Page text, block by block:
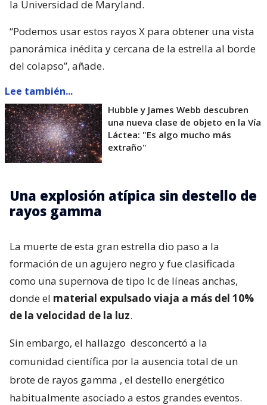
la Universidad de Maryland.
“Podemos usar estos rayos X para obtener una vista
panorámica inédita y cercana de la estrella al borde
del colapso”, añade.
Lee también...
Hubble y James Webb descubren
una nueva clase de objeto en la Vía
Láctea: "Es algo mucho más
extraño"
Una explosión atípica sin destello de
rayos gamma
La muerte de esta gran estrella dio paso a la
formación de un agujero negro y fue clasificada
como una supernova de tipo Ic de líneas anchas,
donde el material expulsado viaja a más del 10%
de la velocidad de la luz.
Sin embargo, el hallazgo desconcertó a la
comunidad científica por la ausencia total de un
brote de rayos gamma , el destello energético
habitualmente asociado a estos grandes eventos.